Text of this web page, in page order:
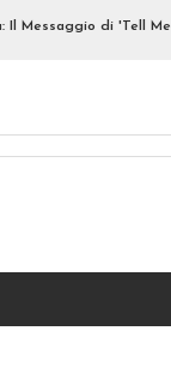
di 'Tell Me Why'